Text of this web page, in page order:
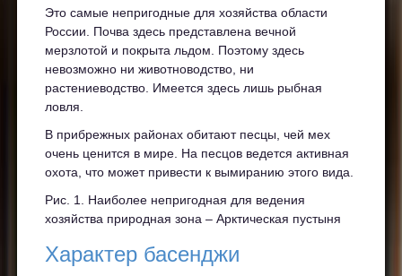
Это самые непригодные для хозяйства области
России. Почва здесь представлена вечной
мерзлотой и покрыта льдом. Поэтому здесь
невозможно ни животноводство, ни
растениеводство. Имеется здесь лишь рыбная
ловля.
В прибрежных районах обитают песцы, чей мех
очень ценится в мире. На песцов ведется активная
охота, что может привести к вымиранию этого вида.
Рис. 1. Наиболее непригодная для ведения
хозяйства природная зона – Арктическая пустыня
Характер басенджи